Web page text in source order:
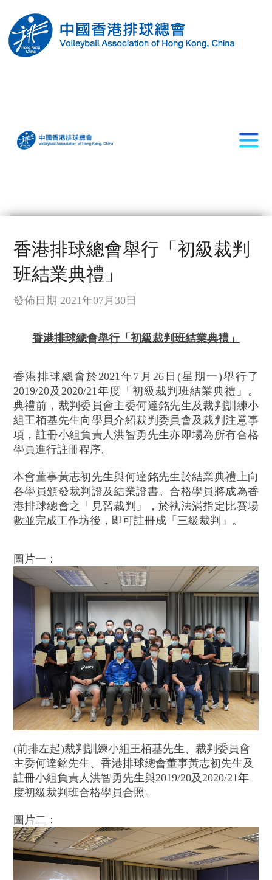
香港排球總會舉行「初級裁判
班結業典禮」
發佈日期 2021年07月30日
香港排球總會舉行「初級裁判班結業典禮」
香港排球總會於2021年7月26日(星期一)舉行了
2019/20及2020/21年度「初級裁判班結業典禮」。
典禮前，裁判委員會主委何達銘先生及裁判訓練小
組王栢基先生向學員介紹裁判委員會及裁判注意事
項，註冊小組負責人洪智勇先生亦即場為所有合格
學員進行註冊程序。
本會董事黃志初先生與何達銘先生於結業典禮上向
各學員頒發裁判證及結業證書。合格學員將成為香
港排球總會之「見習裁判」，於執法滿指定比賽場
數並完成工作坊後，即可註冊成「三級裁判」。
圖片一：
(前排左起)裁判訓練小組王栢基先生、裁判委員會
主委何達銘先生、香港排球總會董事黃志初先生及
註冊小組負責人洪智勇先生與2019/20及2020/21年
度初級裁判班合格學員合照。
圖片二：